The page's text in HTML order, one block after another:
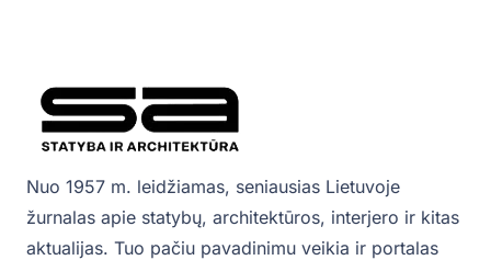
Nuo 1957 m. leidžiamas, seniausias Lietuvoje
žurnalas apie statybų, architektūros, interjero ir kitas
aktualijas. Tuo pačiu pavadinimu veikia ir portalas